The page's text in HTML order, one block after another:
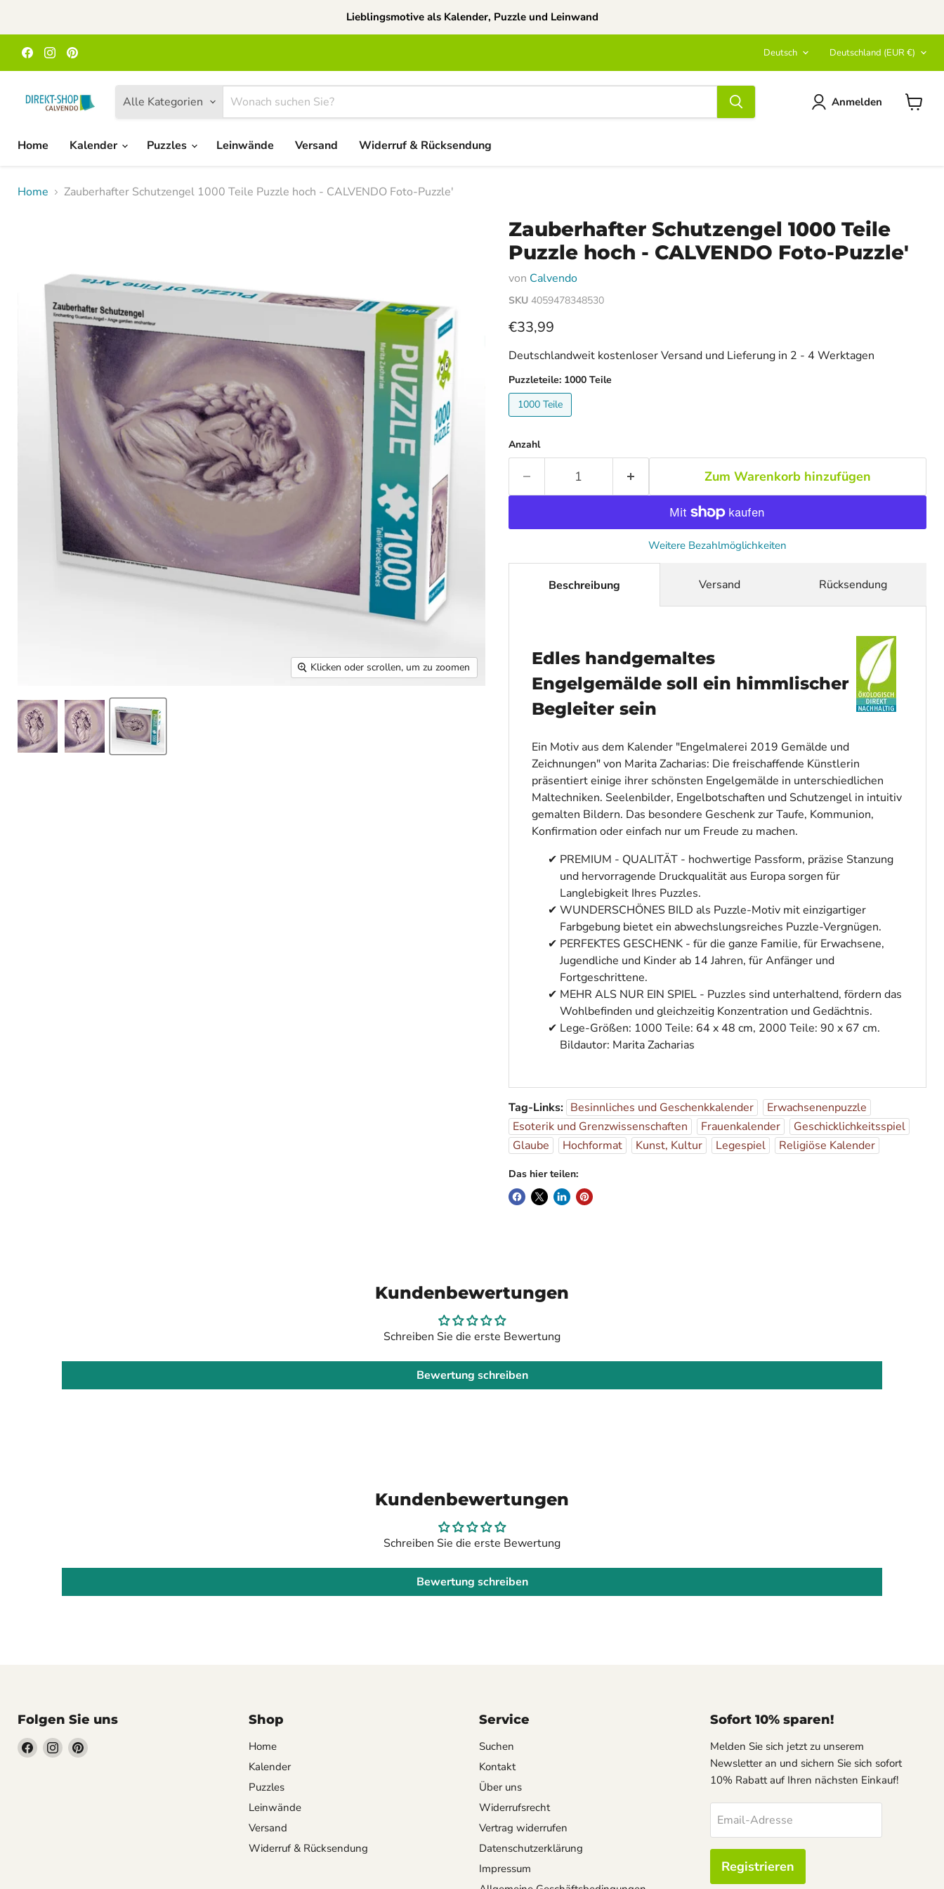
Lieblingsmotive als Kalender, Puzzle und Leinwand
Finden
Sie
uns
Facebook
Finden
Sie
uns
Instagram
uns
Pinterest
Sprache
Deutsch Land
Deutschland (EUR €)
Alle Kategorien Anmelden
Home
Kalender Puzzles Leinwände Versand Widerruf & Rücksendung
Home Zauberhafter Schutzengel 1000 Teile Puzzle hoch - CALVENDO Foto-Puzzle'
Klicken oder scrollen, um zu zoomen
Zauberhafter Schutzengel 1000 Teile
Puzzle hoch - CALVENDO Foto-Puzzle'
von Calvendo
SKU 4059478348530
Aktueller Preis
€33,99
Deutschlandweit kostenloser Versand und Lieferung in 2 - 4 Werktagen
Puzzleteile: 1000 Teile
1000 Teile
Anzahl
Zum Warenkorb hinzufügen
Weitere Bezahlmöglichkeiten
Beschreibung
Edles handgemaltes
Engelgemälde soll ein himmlischer
Begleiter sein
Ein Motiv aus dem Kalender "Engelmalerei 2019 Gemälde und
Zeichnungen" von Marita Zacharias: Die freischaffende Künstlerin
präsentiert einige ihrer schönsten Engelgemälde in unterschiedlichen
Maltechniken. Seelenbilder, Engelbotschaften und Schutzengel in intuitiv
gemalten Bildern. Das besondere Geschenk zur Taufe, Kommunion,
Konfirmation oder einfach nur um Freude zu machen.
PREMIUM - QUALITÄT - hochwertige Passform, präzise Stanzung
und hervorragende Druckqualität aus Europa sorgen für
Langlebigkeit Ihres Puzzles.
WUNDERSCHÖNES BILD als Puzzle-Motiv mit einzigartiger
Farbgebung bietet ein abwechslungsreiches Puzzle-Vergnügen.
PERFEKTES GESCHENK - für die ganze Familie, für Erwachsene,
Jugendliche und Kinder ab 14 Jahren, für Anfänger und
Fortgeschrittene.
MEHR ALS NUR EIN SPIEL - Puzzles sind unterhaltend, fördern das
Wohlbefinden und gleichzeitig Konzentration und Gedächtnis.
Lege-Größen: 1000 Teile: 64 x 48 cm, 2000 Teile: 90 x 67 cm.
Bildautor: Marita Zacharias
Versand Rücksendung
Tag-Links: Besinnliches und Geschenkkalender
Erwachsenenpuzzle
Esoterik und Grenzwissenschaften
Frauenkalender
Geschicklichkeitsspiel
Glaube
Hochformat Kunst, Kultur Legespiel Religiöse Kalender
Das hier teilen:
Kundenbewertungen
Schreiben Sie die erste Bewertung
Bewertung schreiben
Kundenbewertungen
Schreiben Sie die erste Bewertung
Bewertung schreiben
Folgen Sie uns
FindenFindenFinden
Shop
Home
Kalender
Puzzles
Leinwände
Versand
Widerruf & Rücksendung
Service
Suchen
Kontakt
Über uns
Widerrufsrecht
Vertrag widerrufen
Datenschutzerklärung
Impressum
Sofort 10% sparen!
Melden Sie sich jetzt zu unserem
Newsletter an und sichern Sie sich sofort
10% Rabatt auf Ihren nächsten Einkauf!
Email-Adresse
Registrieren